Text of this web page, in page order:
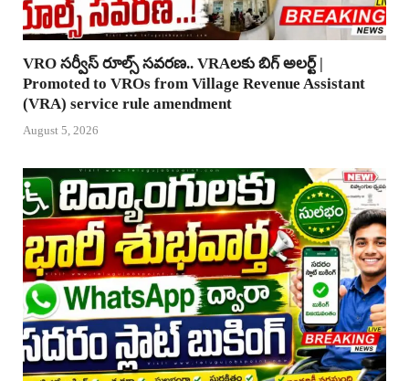
VRO సర్వీస్ రూల్స్ సవరణ.. VRAలకు బిగ్ అలర్ట్ |
Promoted to VROs from Village Revenue Assistant
(VRA) service rule amendment
August 5, 2026